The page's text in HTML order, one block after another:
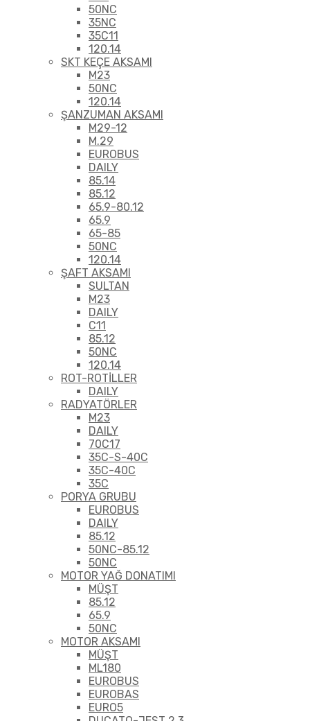
50NC
35NC
35C11
120.14
SKT KEÇE AKSAMI
M23
50NC
120.14
ŞANZUMAN AKSAMI
M29-12
M.29
EUROBUS
DAILY
85.14
85.12
65.9-80.12
65.9
65-85
50NC
120.14
ŞAFT AKSAMI
SULTAN
M23
DAILY
C11
85.12
50NC
120.14
ROT-ROTİLLER
DAILY
RADYATÖRLER
M23
DAILY
70C17
35C-S-40C
35C-40C
35C
PORYA GRUBU
EUROBUS
DAILY
85.12
50NC-85.12
50NC
MOTOR YAĞ DONATIMI
MÜŞT
85.12
65.9
50NC
MOTOR AKSAMI
MÜŞT
ML180
EUROBUS
EUROBAS
EURO5